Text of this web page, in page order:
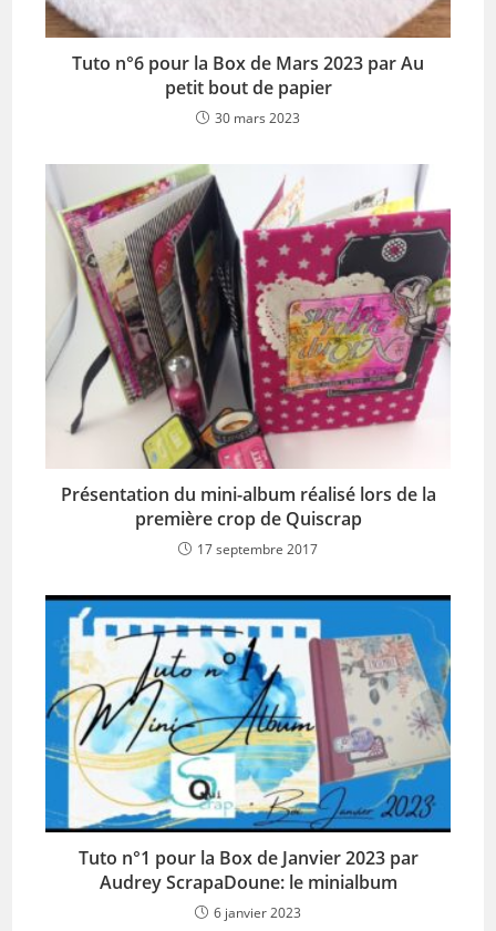
Tuto n°6 pour la Box de Mars 2023 par Au
petit bout de papier
30 mars 2023
Présentation du mini-album réalisé lors de la
première crop de Quiscrap
17 septembre 2017
Tuto n°1 pour la Box de Janvier 2023 par
Audrey ScrapaDoune: le minialbum
6 janvier 2023